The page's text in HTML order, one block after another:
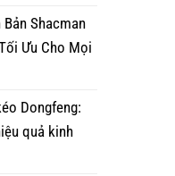
Bản Shacman
Ưu Cho Mọi
Dongfeng:
quả kinh